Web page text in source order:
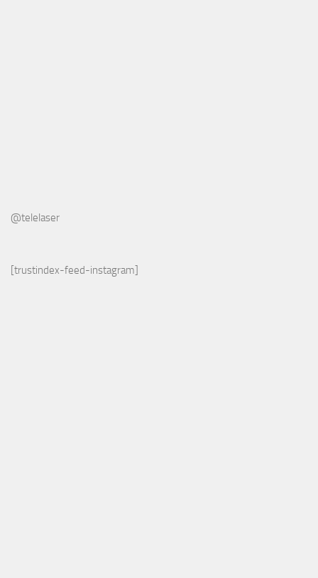
@telelaser
[trustindex-feed-instagram]